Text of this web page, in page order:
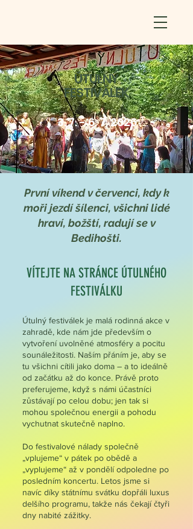
ÚTULNÝ
FESTIVÁLEK
3. 7. - 6. 7. 2026
První víkend v červenci, kdy k
moři jezdí šílenci, všichni lidé
hraví, božští, radují se v
Bedihošti.
VÍTEJTE NA STRÁNCE ÚTULNÉHO
FESTIVÁLKU
Útulný festiválek je malá rodinná akce v
zahradě, kde nám jde především o
vytvoření uvolněné atmosféry a pocitu
sounáležitosti. Naším přáním je, aby se
tu všichni cítili jako doma – a to ideálně
od začátku až do konce. Právě proto
preferujeme, když s námi účastníci
zůstávají po celou dobu; jen tak si
mohou společnou energii a pohodu
vychutnat skutečně naplno.
Do festivalové nálady společně
„vplujeme“ v pátek po obědě a
„vyplujeme“ až v pondělí odpoledne po
posledním koncertu. Letos jsme si
navíc díky státnímu svátku dopřáli luxus
delšího programu, takže nás čekají čtyři
dny nabité zážitky.